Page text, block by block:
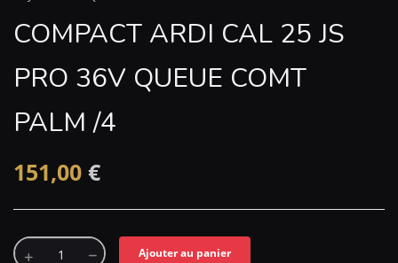
COMPACT ARDI CAL 25 JS
PRO 36V QUEUE COMT
PALM /4
151,00 €
Ajouter au panier